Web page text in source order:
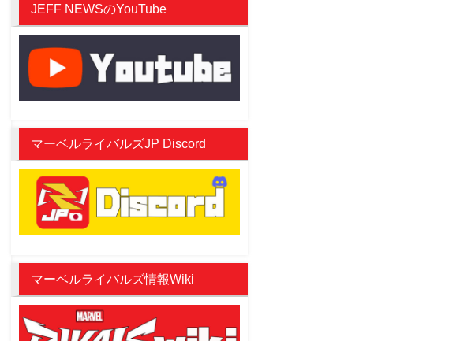
JEFF NEWSのYouTube
マーベルライバルズJP Discord
マーベルライバルズ情報Wiki